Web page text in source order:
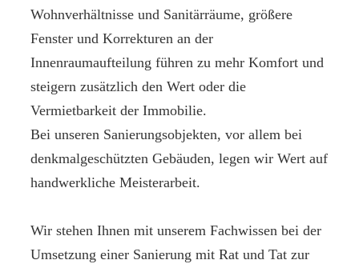
Wohnverhältnisse und Sanitärräume, größere
Fenster und Korrekturen an der
Innenraumaufteilung führen zu mehr Komfort und
steigern zusätzlich den Wert oder die
Vermietbarkeit der Immobilie.
Bei unseren Sanierungsobjekten, vor allem bei
denkmalgeschützten Gebäuden, legen wir Wert auf
handwerkliche Meisterarbeit.
Wir stehen Ihnen mit unserem Fachwissen bei der
Umsetzung einer Sanierung mit Rat und Tat zur